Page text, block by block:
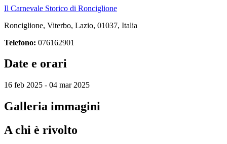
Il Carnevale Storico di Ronciglione
Ronciglione, Viterbo, Lazio, 01037, Italia
Telefono: 076162901
Date e orari
16 feb 2025 - 04 mar 2025
Galleria immagini
A chi è rivolto